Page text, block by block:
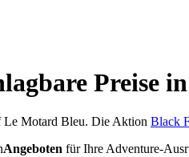
Preise
Motard Bleu. Die Aktion Black
Angeboten für Ihre Adventure-